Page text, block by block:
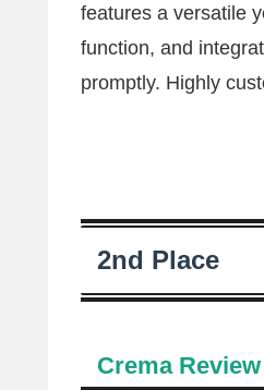
features a versatile
function, and
promptly. Highly
2nd Place
Crema Review